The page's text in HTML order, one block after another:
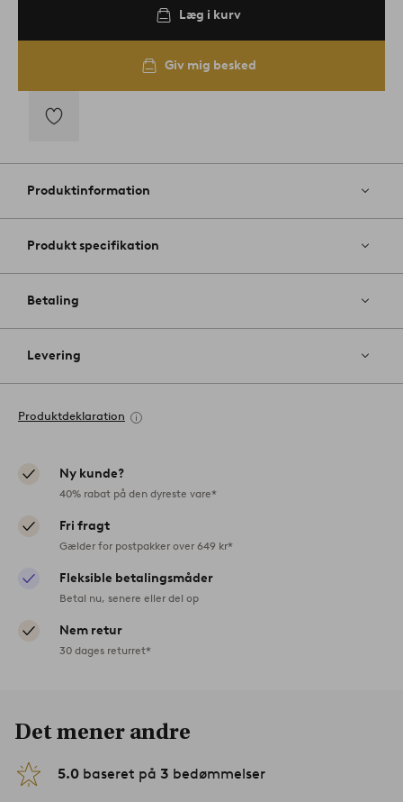
Læg i kurv
Giv mig besked
til
Produktinformation
Produkt specifikation
Betaling
Levering
Produktdeklaration
Ny kunde?
40% rabat på den dyreste vare*
Fri fragt
Gælder for postpakker over 649 kr*
Fleksible betalingsmåder
Betal nu, senere eller del op
Nem retur
30 dages returret*
Det mener andre
5.0 baseret på 3 bedømmelser